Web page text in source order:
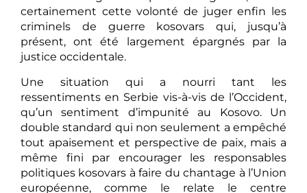
certainement cette volonté de juger enfin les
criminels de guerre kosovars qui, jusqu’à
présent, ont été largement épargnés par la
justice occidentale.
Une situation qui a nourri tant les
ressentiments en Serbie vis-à-vis de l’Occident,
qu’un sentiment d’impunité au Kosovo. Un
double standard qui non seulement a empêché
tout apaisement et perspective de paix, mais a
même fini par encourager les responsables
politiques kosovars à faire du chantage à l’Union
européenne, comme le relate le centre